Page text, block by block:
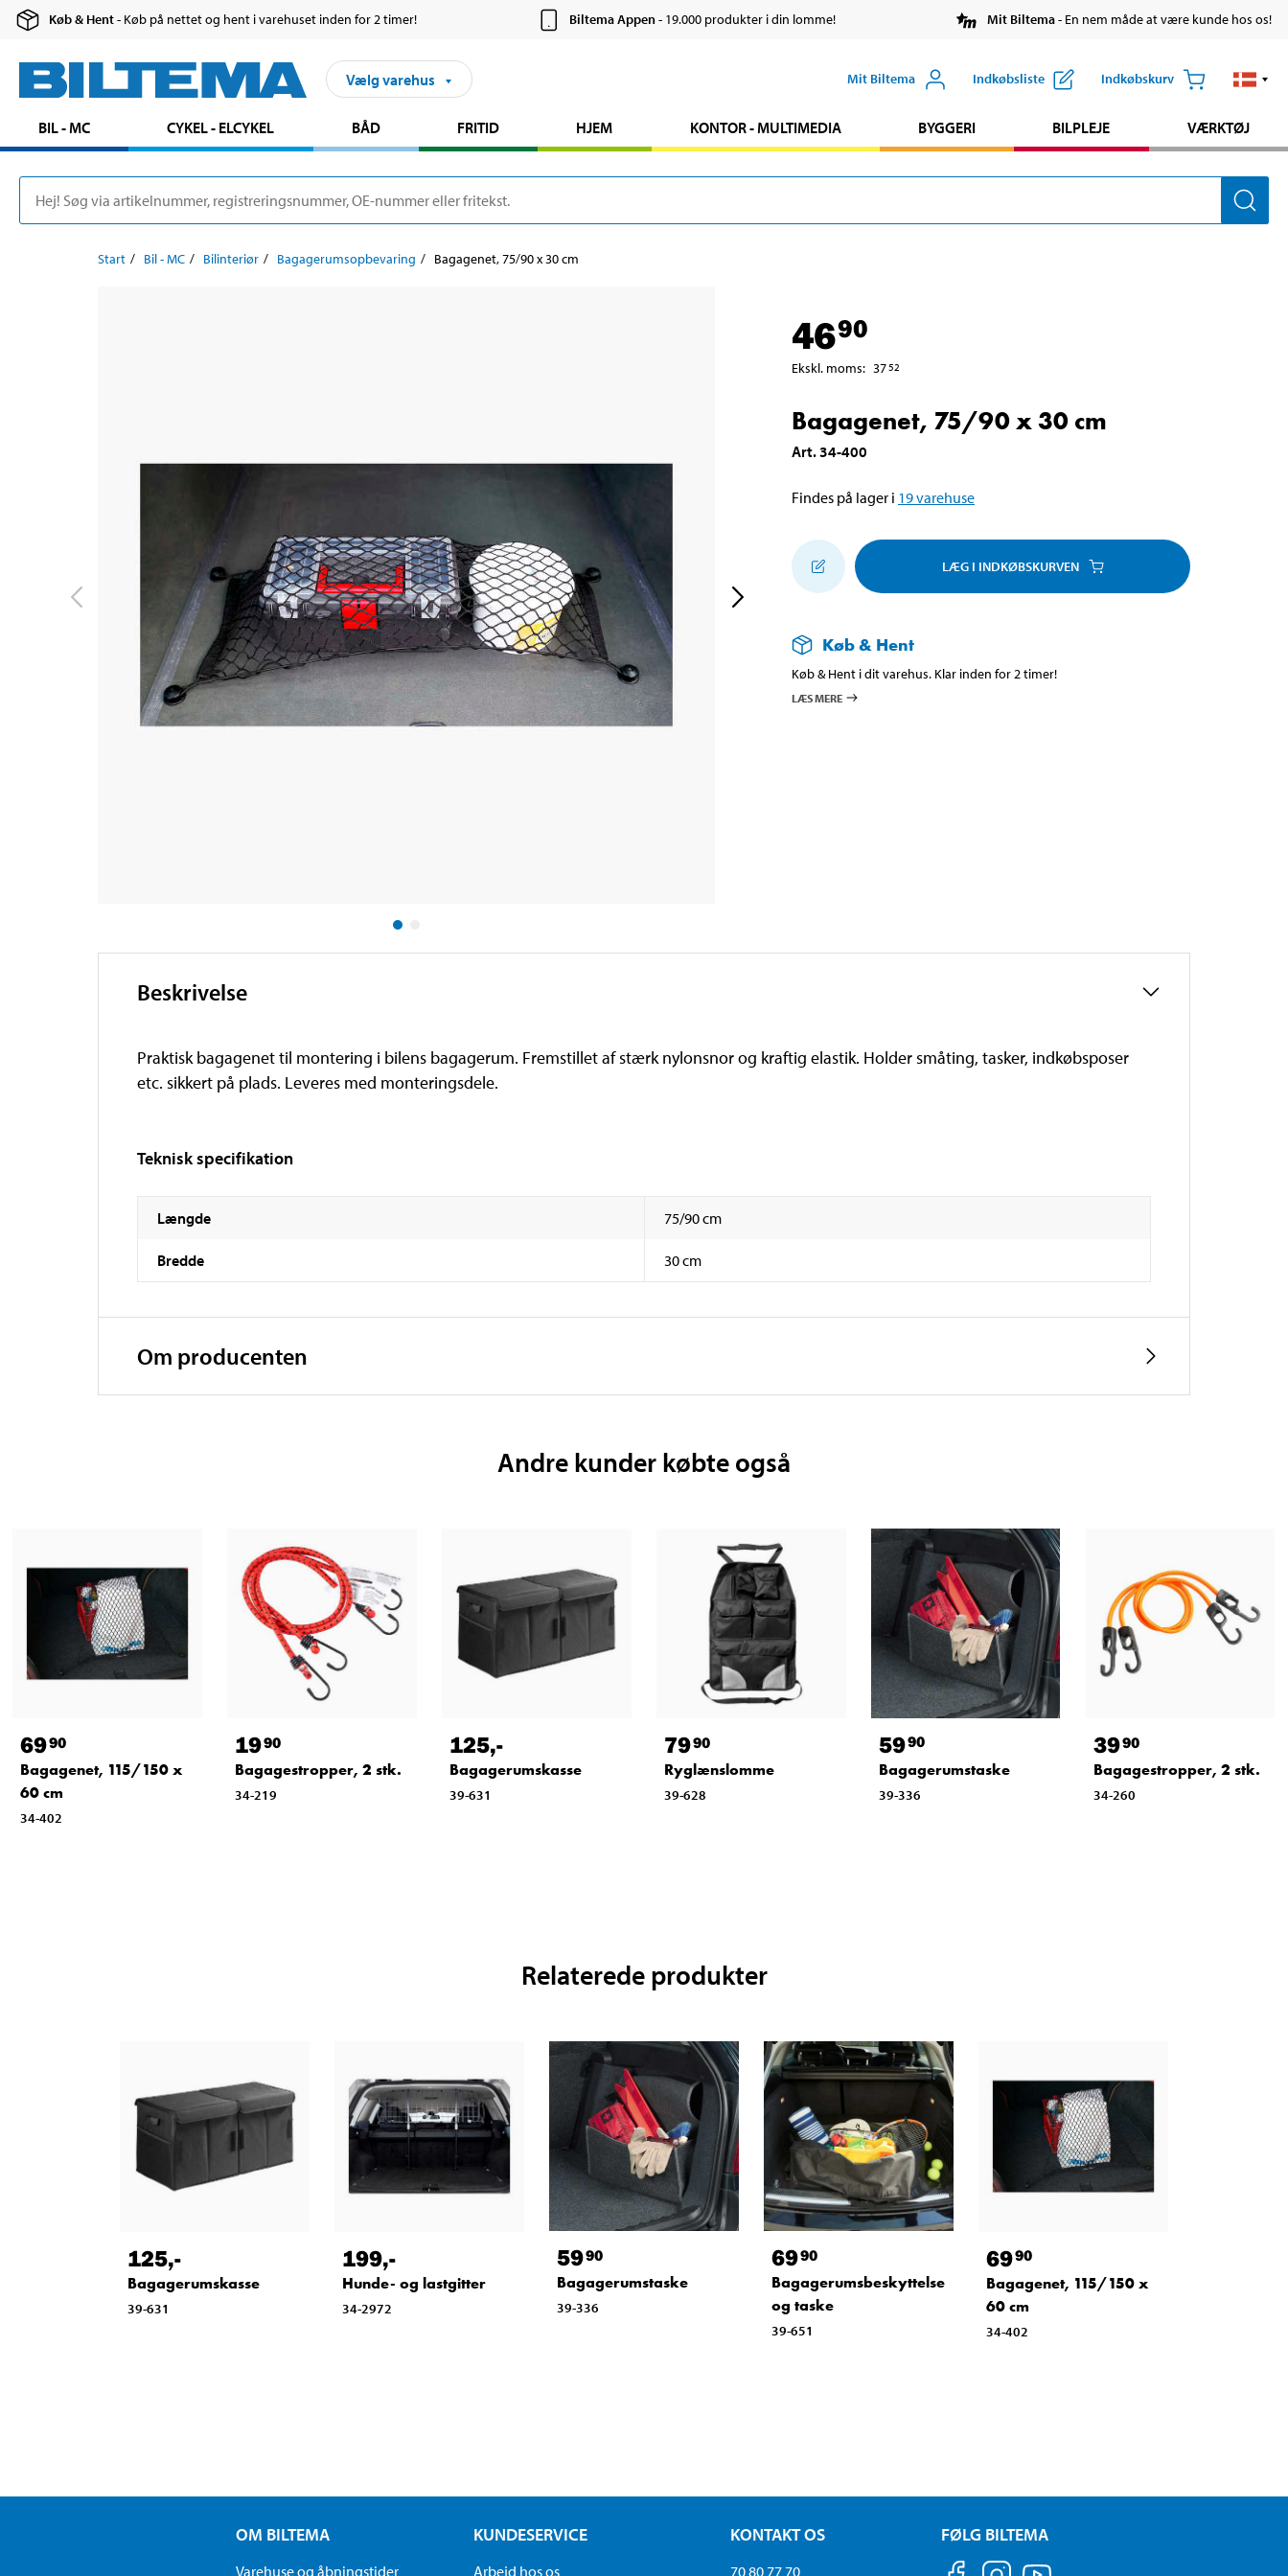
Køb & Hent- Køb på nettet og hent i varehuset inden for 2 timer! Biltema Appen- 19.000 produkter i din lomme! Mit Biltema- En nem måde at være kunde hos os!
Vælg varehus Mit Biltema Indkøbsliste Indkøbskurv
BIL - MC CYKEL - ELCYKEL BÅD FRITID HJEM KONTOR - MULTIMEDIA BYGGERI BILPLEJE VÆRKTØJ
Start Bil - MC Bilinteriør Bagagerumsopbevaring Bagagenet, 75/90 x 30 cm
4690
Ekskl. moms: 3752
Bagagenet, 75/90 x 30 cm
Art.34-400
Findes på lager i 19varehuse
LÆG I INDKØBSKURVEN
Køb & Hent
Køb & Hent i dit varehus. Klar inden for 2 timer!
LÆS MERE
Beskrivelse
Praktisk bagagenet til montering i bilens bagagerum. Fremstillet af stærk nylonsnor og kraftig elastik. Holder småting, tasker, indkøbsposer
etc. sikkert på plads. Leveres med monteringsdele.
Teknisk specifikation
Længde 75/90 cm
Bredde 30 cm
Om producenten
Andre kunder købte også
6990
Bagagenet, 115/150 x
60 cm
34-402
1990
Bagagestropper, 2 stk.
34-219
125,-
Bagagerumskasse
39-631
7990
Ryglænslomme
39-628
5990
Bagagerumstaske
39-336
3990
Bagagestropper, 2 stk.
34-260
Relaterede produkter
125,-
Bagagerumskasse
39-631
199,-
Hunde- og lastgitter
34-2972
5990
Bagagerumstaske
39-336
6990
Bagagerumsbeskyttelse
og taske
39-651
6990
Bagagenet, 115/150 x
60 cm
34-402
OM BILTEMA
Varehuse og åbningstider
KUNDESERVICE
Arbejd hos os
KONTAKT OS
70 80 77 70
FØLG BILTEMA